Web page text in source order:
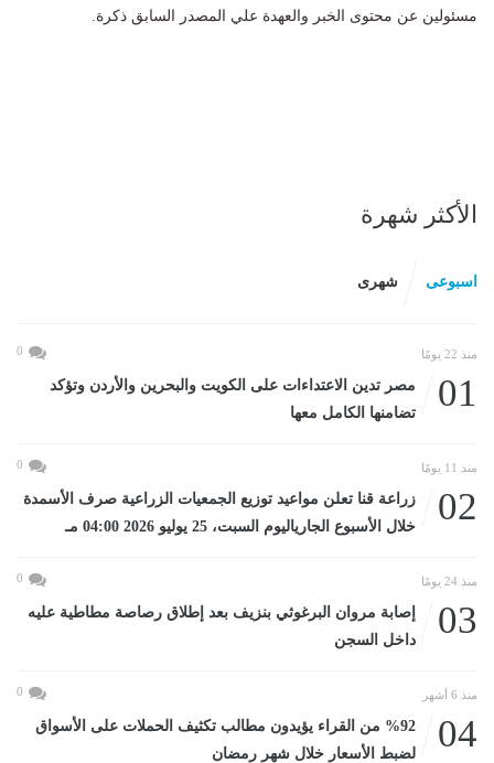
مسئولين عن محتوى الخبر والعهدة علي المصدر السابق ذكرة.
الأكثر شهرة
اسبوعى شهرى
منذ 22 يومًا 0
01
مصر تدين الاعتداءات على الكويت والبحرين والأردن وتؤكد
تضامنها الكامل معها
منذ 11 يومًا 0
02
زراعة قنا تعلن مواعيد توزيع الجمعيات الزراعية صرف الأسمدة
خلال الأسبوع الجارياليوم السبت، 25 يوليو 2026 04:00 مـ
منذ 24 يومًا 0
03
إصابة مروان البرغوثي بنزيف بعد إطلاق رصاصة مطاطية عليه
داخل السجن
منذ 6 أشهر 0
04
%92 من القراء يؤيدون مطالب تكثيف الحملات على الأسواق
لضبط الأسعار خلال شهر رمضان